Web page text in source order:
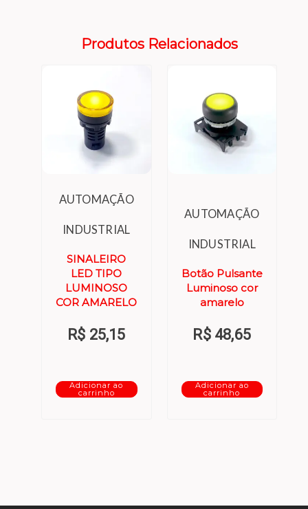
Produtos Relacionados
AUTOMAÇÃO
INDUSTRIAL
SINALEIRO
LED TIPO
LUMINOSO
COR AMARELO
R$ 25,15
Adicionar ao
carrinho
AUTOMAÇÃO
INDUSTRIAL
Botão Pulsante
Luminoso cor
amarelo
R$48,65
Adicionar ao
carrinho